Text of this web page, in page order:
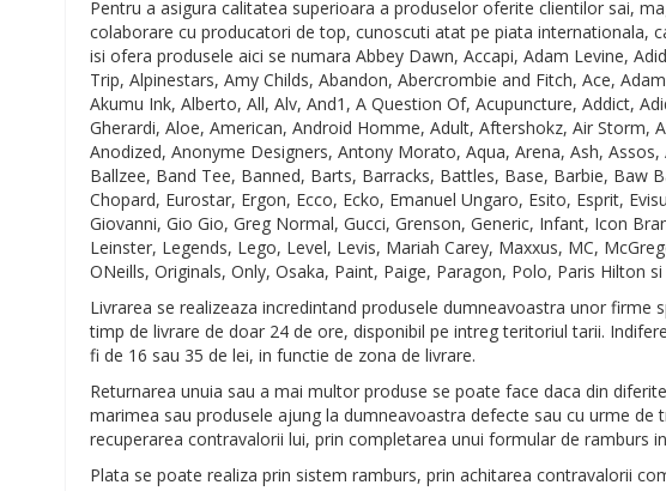
Pentru a asigura calitatea superioara a produselor oferite clientilor sai,
colaborare cu producatori de top, cunoscuti atat pe piata internationala,
isi ofera produsele aici se numara Abbey Dawn, Accapi, Adam Levine,
Trip, Alpinestars, Amy Childs, Abandon, Abercrombie and Fitch, Ace,
Akumu Ink, Alberto, All, Alv, And1, A Question Of, Acupuncture, Addict,
Gherardi, Aloe, American, Android Homme, Adult, Aftershokz, Air Storm,
Anodized, Anonyme Designers, Antony Morato, Aqua, Arena, Ash,
Ballzee, Band Tee, Banned, Barts, Barracks, Battles, Base, Barbie, Baw
Chopard, Eurostar, Ergon, Ecco, Ecko, Emanuel Ungaro, Esito, Esprit,
Giovanni, Gio Gio, Greg Normal, Gucci, Grenson, Generic, Infant, Icon
Leinster, Legends, Lego, Level, Levis, Mariah Carey, Maxxus, MC,
ONeills, Originals, Only, Osaka, Paint, Paige, Paragon, Polo, Paris Hilton
Livrarea se realizeaza incredintand produsele dumneavoastra unor firme
timp de livrare de doar 24 de ore, disponibil pe intreg teritoriul tarii.
fi de 16 sau 35 de lei, in functie de zona de livrare.
Returnarea unuia sau a mai multor produse se poate face daca din
marimea sau produsele ajung la dumneavoastra defecte sau cu urme
recuperarea contravalorii lui, prin completarea unui formular de ramburs
Plata se poate realiza prin sistem ramburs, prin achitarea contravalorii